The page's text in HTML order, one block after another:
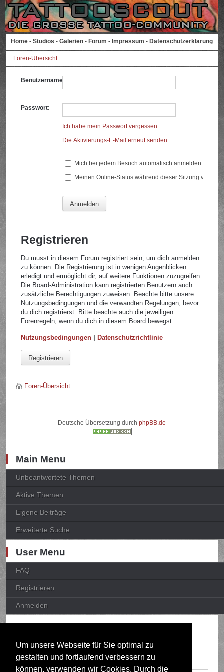
Um unsere Webseite für Sie optimal zu
gestalten und fortlaufend verbessern zu
können, verwenden wir Cookies. Durch die
Home - Studios - Galerien - Forum - Impressum - Datenschutzerklärung
Foren-Übersicht
Benutzername:
Passwort:
Ich habe mein Passwort vergessen
Die Aktivierungs-E-Mail erneut senden
Mich bei jedem Besuch automatisch anmelden
Meinen Online-Status während dieser Sitzung
Registrieren
Du musst in diesem Forum registriert sein, um dich anmelden
zu können. Die Registrierung ist in wenigen Augenblicken
erledigt und ermöglicht dir, auf weitere Funktionen zuzugreifen.
Die Board-Administration kann registrierten Benutzern auch
zusätzliche Berechtigungen zuweisen. Beachte bitte unsere
Nutzungsbedingungen und die verwandten Regelungen, bevor
du dich registrierst. Bitte beachte auch die jeweiligen
Forenregeln, wenn du dich in diesem Board bewegst.
Nutzungsbedingungen |Datenschutzrichtlinie
Registrieren
Foren-Übersicht
Deutsche Übersetzung durch phpBB.de
Main Menu
Unbeantwortete Themen
Aktive Themen
Eigene Beiträge
Erweiterte Suche
User Menu
FAQ
Registrieren
Anmelden